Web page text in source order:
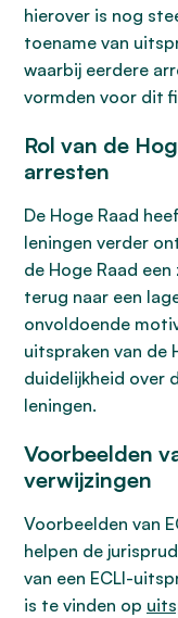
hierover is nog
toename van
waarbij eerdere
vormden voor dit
Rol van de
arresten
De Hoge Raad
leningen verder
de Hoge Raad
terug naar een
onvoldoende
uitspraken van de
duidelijkheid over
leningen.
Voorbeelden
verwijzingen
Voorbeelden van
helpen de
van een ECLI-
is te vinden op